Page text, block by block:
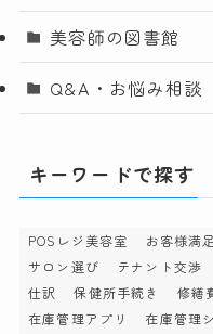
美容師の図書館
Q&A・お悩み相談
キーワードで探す
POSレジ美容室 お客様満
サロン選び
テナント交渉
仕訳
保健所手続き 修繕
在庫管理アプリ
在庫管理